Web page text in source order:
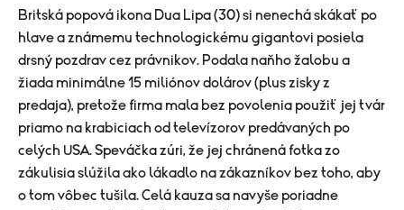
Britská popová ikona Dua Lipa (30) si nenechá skákať po
hlave a známemu technologickému gigantovi posiela
drsný pozdrav cez právnikov. Podala naňho žalobu a
žiada minimálne 15 miliónov dolárov (plus zisky z
predaja), pretože firma mala bez povolenia použiť jej tvár
priamo na krabiciach od televízorov predávaných po
celých USA. Speváčka zúri, že jej chránená fotka zo
zákulisia slúžila ako lákadlo na zákazníkov bez toho, aby
o tom vôbec tušila. Celá kauza sa navyše poriadne